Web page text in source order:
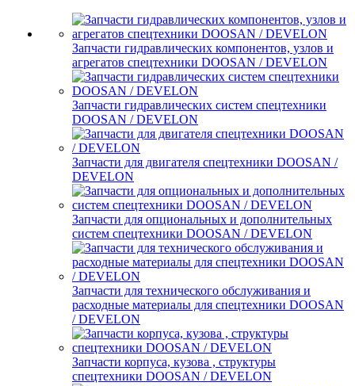
Запчасти гидравлических компонентов, узлов и
агрегатов спецтехники DOOSAN / DEVELON
Запчасти гидравлических систем спецтехники
DOOSAN / DEVELON
Запчасти для двигателя спецтехники DOOSAN /
DEVELON
Запчасти для опциональных и дополнительных
систем спецтехники DOOSAN / DEVELON
Запчасти для технического обслуживания и
расходные материалы для спецтехники DOOSAN
/ DEVELON
Запчасти корпуса, кузова , структуры
спецтехники DOOSAN / DEVELON